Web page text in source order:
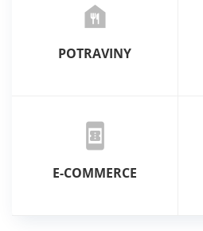
food_bank
POTRAVINY
book_online
E-COMMERCE